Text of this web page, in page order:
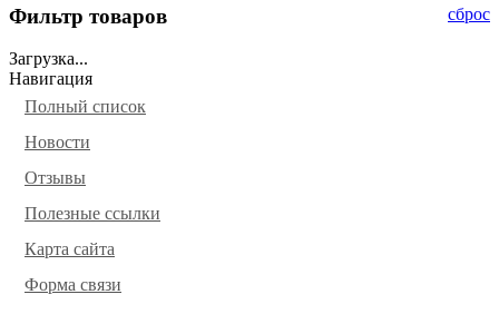
21040 - Великолепный кубик (300)
21041 - Великолепный кубик
Больше
без указания эмитента
21028 - фонд им. Льва Яшина
21057 - Ралли
21058 - Ралли
сброс
Фильтр товаров
Загрузка...
Навигация
Полный список
Новости
Отзывы
Полезные ссылки
Карта сайта
Форма связи